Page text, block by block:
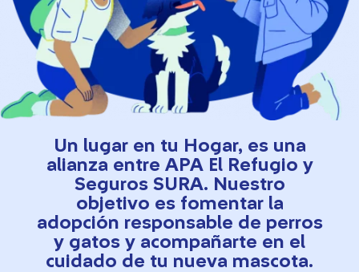
Un lugar en tu Hogar, es una
alianza entre APA El Refugio y
Seguros SURA. Nuestro
objetivo es fomentar la
adopción responsable de perros
y gatos y acompañarte en el
cuidado de tu nueva mascota.